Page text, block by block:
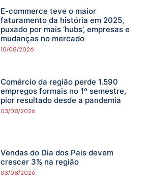
E-commerce teve o maior
faturamento da história em 2025,
puxado por mais ‘hubs’, empresas e
mudanças no mercado
10/08/2026
Comércio da região perde 1.590
empregos formais no 1º semestre,
pior resultado desde a pandemia
03/08/2026
Vendas do Dia dos Pais devem
crescer 3% na região
03/08/2026